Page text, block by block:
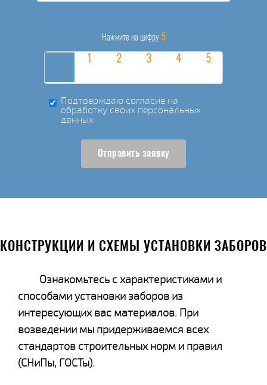
Нажмите на цифру 5
Подтверждаю согласие на
обработку своих персональных
данных
Отправить заявку
КОНСТРУКЦИИ И СХЕМЫ УСТАНОВКИ ЗАБОРОВ
Ознакомьтесь с характеристиками и
способами установки заборов из
интересующих вас материалов. При
возведении мы придерживаемся всех
стандартов строительных норм и правил
(СНиПы, ГОСТы).